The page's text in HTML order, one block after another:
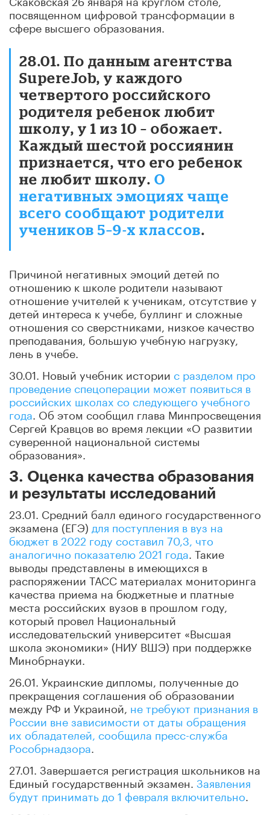
посвященном цифровой трансформации в
сфере высшего образования.
28.01. По данным агентства
SupereJob, у каждого
четвертого российского
родителя ребенок любит
школу, у 1 из 10 – обожает.
Каждый шестой россиянин
признается, что его ребенок
не любит школу. О
негативных эмоциях чаще
всего сообщают родители
учеников 5–9-х классов.
Причиной негативных эмоций детей по
отношению к школе родители называют
отношение учителей к ученикам, отсутствие у
детей интереса к учебе, буллинг и сложные
отношения со сверстниками, низкое качество
преподавания, большую учебную нагрузку,
лень в учебе.
30.01. Новый учебник истории с разделом про
проведение спецоперации может появиться в
российских школах со следующего учебного
года . Об этом сообщил глава Минпросвещения
Сергей Кравцов во время лекции «О развитии
суверенной национальной системы
образования».
3. Оценка качества образования
и результаты исследований
23.01. Средний балл единого государственного
экзамена (ЕГЭ) для поступления в вуз на
бюджет в 2022 году составил 70,3, что
аналогично показателю 2021 года. Такие
выводы представлены в имеющихся в
распоряжении ТАСС материалах мониторинга
качества приема на бюджетные и платные
места российских вузов в прошлом году,
который провел Национальный
исследовательский университет «Высшая
школа экономики» (НИУ ВШЭ) при поддержке
Минобрнауки.
26.01. Украинские дипломы, полученные до
прекращения соглашения об образовании
между РФ и Украиной, не требуют признания в
России вне зависимости от даты обращения
их обладателей, сообщила пресс-служба
Рособрнадзора.
27.01. Завершается регистрация школьников на
Единый государственный экзамен. Заявления
будут принимать до 1 февраля включительно